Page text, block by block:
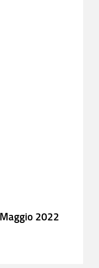
2022